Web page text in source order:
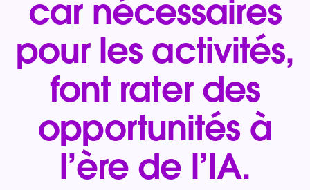
car nécessaires
pour les activités,
font rater des
opportunités à
l’ère de l’IA.